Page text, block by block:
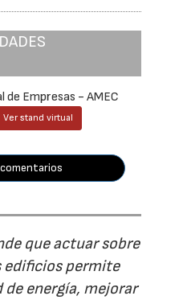
Empresas - AMEC
Ver stand virtual
que actuar sobre
edificios permite
energía, mejorar